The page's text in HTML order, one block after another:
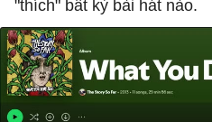
"thích" bất kỳ bài hát nào.